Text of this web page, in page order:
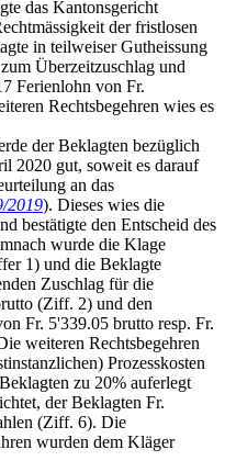
das Kantonsgericht
der fristlosen
in teilweiser Gutheissung
Überzeitzuschlag und
Ferienlohn von Fr.
Rechtsbegehren wies es
der Beklagten bezüglich
2020 gut, soweit es darauf
an das
2019). Dieses wies die
bestätigte den Entscheid des
wurde die Klage
1) und die Beklagte
Zuschlag für die
(Ziff. 2) und den
Fr. 5'339.05 brutto resp. Fr.
weiteren Rechtsbegehren
Prozesskosten
zu 20% auferlegt
der Beklagten Fr.
(Ziff. 6). Die
wurden dem Kläger